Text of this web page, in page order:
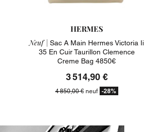
HERMES
Neuf | Sac A Main Hermes Victoria Ii
35 En Cuir Taurillon Clemence
Creme Bag 4850€
3 514,90 €
4 850,00 €neuf -28%